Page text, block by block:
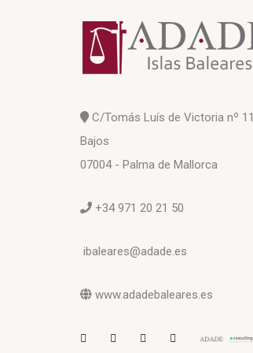
C/Tomás Luís de Victoria nº 11
Bajos
07004 - Palma de Mallorca
+34 971 20 21 50
ibaleares@adade.es
www.adadebaleares.es